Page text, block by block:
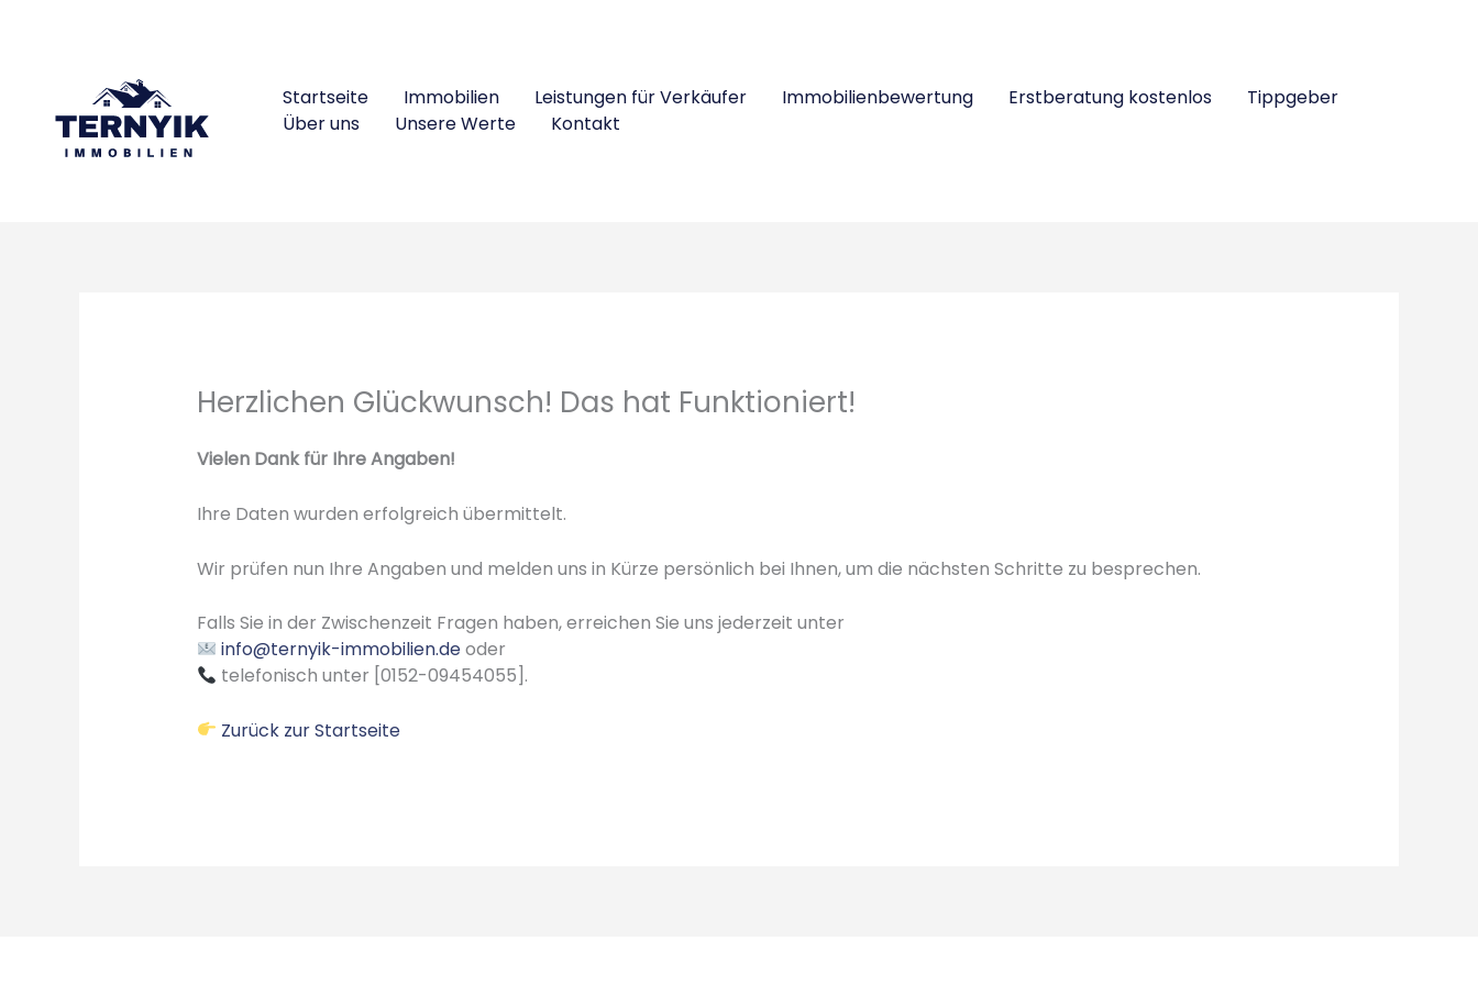
Startseite
Immobilien Leistungen für Verkäufer Immobilienbewertung Erstberatung kostenlos
Tippgeber
Über uns
Unsere Werte Kontakt
Herzlichen Glückwunsch! Das hat Funktioniert!
Vielen Dank für Ihre Angaben!
Ihre Daten wurden erfolgreich übermittelt.
Wir prüfen nun Ihre Angaben und melden uns in Kürze persönlich bei Ihnen, um die nächsten Schritte zu besprechen.
Falls Sie in der Zwischenzeit Fragen haben, erreichen Sie uns jederzeit unter
info@ternyik-immobilien.deoder
telefonisch unter [0152-09454055].
Zurück zur Startseite